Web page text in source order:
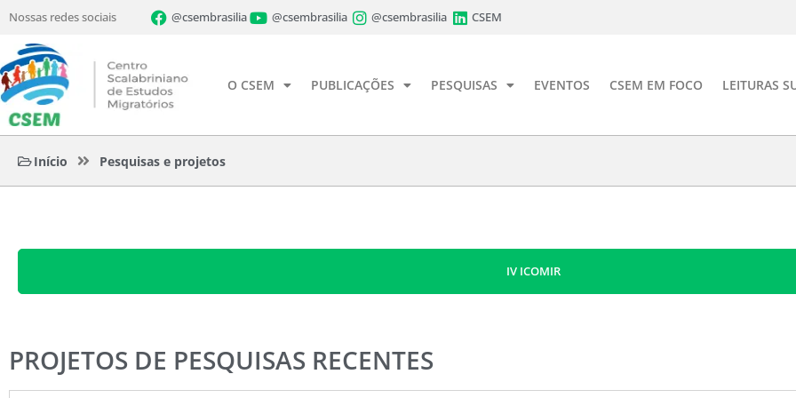
Nossas redes sociais @csembrasilia @csembrasilia @csembrasilia CSEM
O CSEM PUBLICAÇÕES PESQUISAS EVENTOS CSEM EM FOCO LEITURAS
Início Pesquisas e projetos
IV ICOMIR
PROJETOS DE PESQUISAS RECENTES